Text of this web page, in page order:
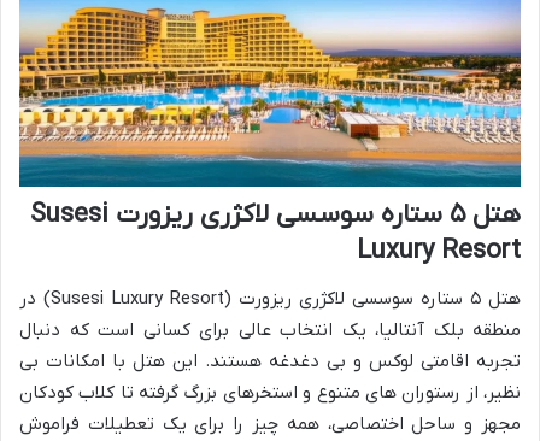
هتل ۵ ستاره سوسسی لاکژری ریزورت Susesi
Luxury Resort
هتل ۵ ستاره سوسسی لاکژری ریزورت (Susesi Luxury Resort) در
منطقه بلک آنتالیا، یک انتخاب عالی برای کسانی است که دنبال
تجربه اقامتی لوکس و بی دغدغه هستند. این هتل با امکانات بی
نظیر، از رستوران های متنوع و استخرهای بزرگ گرفته تا کلاب کودکان
مجهز و ساحل اختصاصی، همه چیز را برای یک تعطیلات فراموش